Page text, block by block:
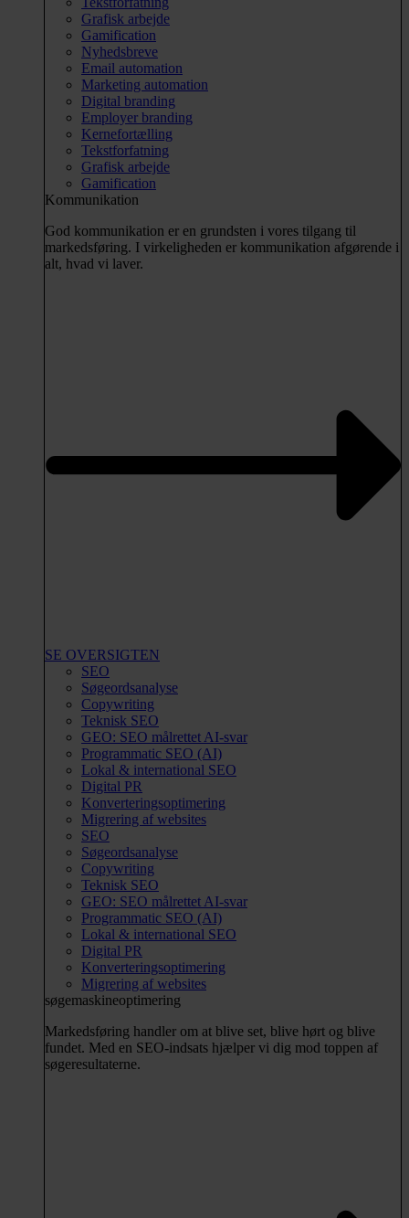
Grafisk arbejde
Gamification
Nyhedsbreve
Email automation
Marketing automation
Digital branding
Employer branding
Kernefortælling
Tekstforfatning
Grafisk arbejde
Gamification
Kommunikation
God kommunikation er en grundsten i vores tilgang til
markedsføring. I virkeligheden er kommunikation afgørende i
alt, hvad vi laver.
SE OVERSIGTEN
SEO
Søgeordsanalyse
Copywriting
Teknisk SEO
GEO: SEO målrettet AI-svar
Programmatic SEO (AI)
Lokal & international SEO
Digital PR
Konverteringsoptimering
Migrering af websites
SEO
Søgeordsanalyse
Copywriting
Teknisk SEO
GEO: SEO målrettet AI-svar
Programmatic SEO (AI)
Lokal & international SEO
Digital PR
Konverteringsoptimering
Migrering af websites
søgemaskineoptimering
Markedsføring handler om at blive set, blive hørt og blive
fundet. Med en SEO-indsats hjælper vi dig mod toppen af
søgeresultaterne.